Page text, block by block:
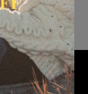
入購物車